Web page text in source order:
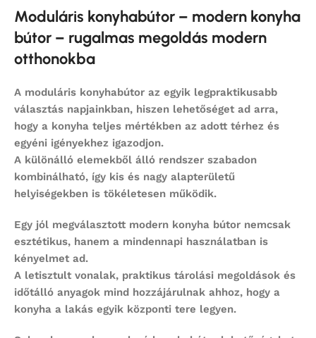
Moduláris konyhabútor – modern konyha
bútor – rugalmas megoldás modern
otthonokba
A moduláris konyhabútor az egyik legpraktikusabb
választás napjainkban, hiszen lehetőséget ad arra,
hogy a konyha teljes mértékben az adott térhez és
egyéni igényekhez igazodjon.
A különálló elemekből álló rendszer szabadon
kombinálható, így kis és nagy alapterületű
helyiségekben is tökéletesen működik.
Egy jól megválasztott modern konyha bútor nemcsak
esztétikus, hanem a mindennapi használatban is
kényelmet ad.
A letisztult vonalak, praktikus tárolási megoldások és
időtálló anyagok mind hozzájárulnak ahhoz, hogy a
konyha a lakás egyik központi tere legyen.